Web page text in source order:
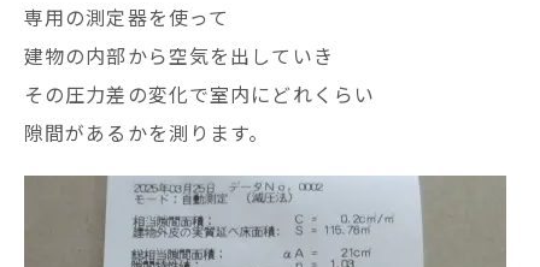
専用の測定器を使って
建物の内部から空気を出していき
その圧力差の変化で室内にどれくらい
隙間があるかを測ります。